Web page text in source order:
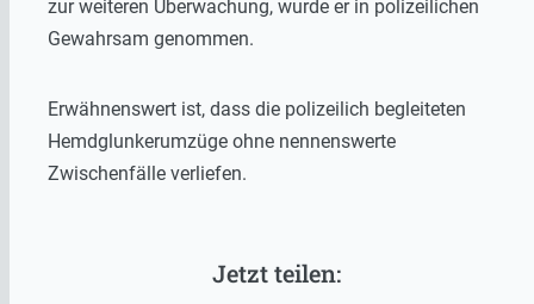
zur weiteren Überwachung, wurde er in polizeilichen
Gewahrsam genommen.
Erwähnenswert ist, dass die polizeilich begleiteten
Hemdglunkerumzüge ohne nennenswerte
Zwischenfälle verliefen.